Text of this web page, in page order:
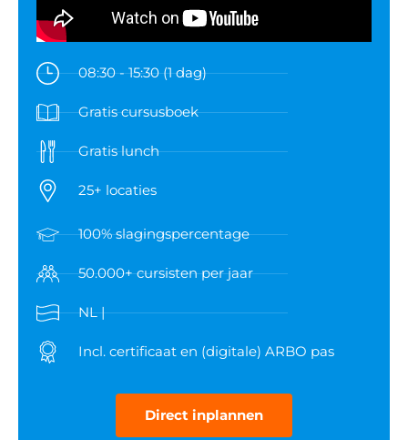
08:30 - 15:30 (1 dag)
Gratis cursusboek
Gratis lunch
25+ locaties
100% slagingspercentage
50.000+ cursisten per jaar
NL |
Incl. certificaat en (digitale) ARBO pas
Direct inplannen